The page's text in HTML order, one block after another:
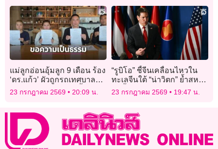
แม่ลูกอ่อนอุ้มลูก 9 เดือน ร้อง
‘ดร.แก้ว’ ผัวถูกรถเทศบาลชน
ดับ 9 เดือนคดีไม่คืบ ซ้ำซอง
งานศพหาย
23 กรกฎาคม 2569 20:09 น.
“รูบิโอ” ชี้จีนเคลื่อนไหวใน
ทะเลจีนใต้ “น่าวิตก” ย้ำสหรัฐ
ไม่ทิ้งฟิลิปปินส์
23 กรกฎาคม 2569 19:47 น.